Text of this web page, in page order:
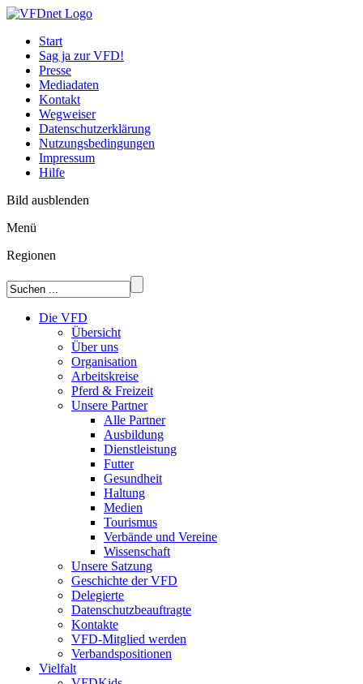
Start
Sag ja zur VFD!
Presse
Mediadaten
Kontakt
Wegweiser
Datenschutzerklärung
Nutzungsbedingungen
Impressum
Hilfe
Bild ausblenden
Menü
Regionen
Die VFD
Übersicht
Über uns
Organisation
Arbeitskreise
Pferd & Freizeit
Unsere Partner
Alle Partner
Ausbildung
Dienstleistung
Futter
Gesundheit
Haltung
Medien
Tourismus
Verbände und Vereine
Wissenschaft
Unsere Satzung
Geschichte der VFD
Delegierte
Datenschutzbeauftragte
Kontakte
VFD-Mitglied werden
Verbandspositionen
Vielfalt